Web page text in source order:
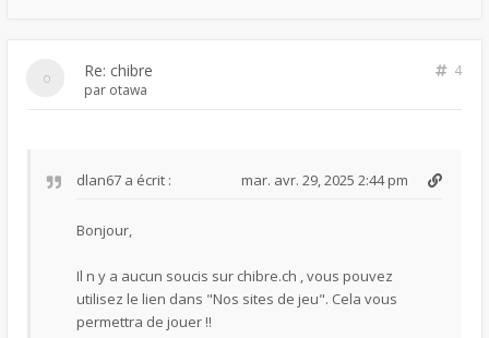
Re: chibre
4
par otawa
dlan67 a écrit : mar. avr. 29, 2025 2:44 pm
Bonjour,
Il n y a aucun soucis sur chibre.ch , vous pouvez
utilisez le lien dans "Nos sites de jeu". Cela vous
permettra de jouer !!